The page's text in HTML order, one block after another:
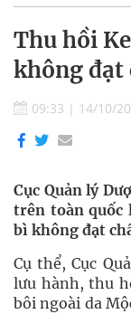
Thu hồi
không đạt
09:33 | 14/10/
Cục Quản lý
trên toàn quốc
bì không đạt
Cụ thể, Cục
lưu hành, thu
bôi ngoài da